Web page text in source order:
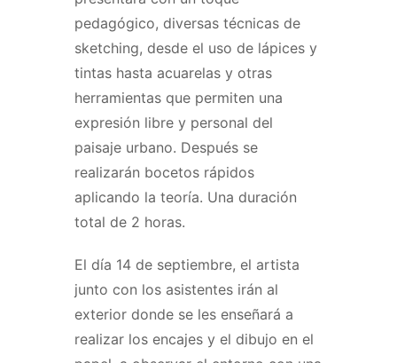
pedagógico, diversas técnicas de
sketching, desde el uso de lápices y
tintas hasta acuarelas y otras
herramientas que permiten una
expresión libre y personal del
paisaje urbano. Después se
realizarán bocetos rápidos
aplicando la teoría. Una duración
total de 2 horas.
El día 14 de septiembre, el artista
junto con los asistentes irán al
exterior donde se les enseñará a
realizar los encajes y el dibujo en el